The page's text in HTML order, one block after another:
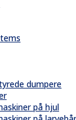
dumpere
på hjul